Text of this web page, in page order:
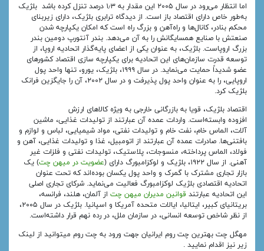
اما انتظار می‌رود در سال ۲۰۰۵ این مقدار به ۱٫۳ درصد تنزل کرده باشد بلژیک
به‌طور خاص دارای اقتصاد باز است. از دیدگاه ترابری بلژیک، دارای زیربنای
محکم بنادر، کانال‌ها و راه‌آهن و بزرگ راه است که امکان یکپارچه شدن
صنعتش با صنایع همسایگانش را به آن می‌دهد. بندر آنتورپ دومین بندر
بزرگ اروپاست. بلژیک، به عنوان یکی از اعضای پایه‌گذار اتحادیه اروپا، از
توسعه قدرت سازمان‌های این اتحادیه برای یکپارچه سازی اقتصاد کشورهای
عضو شدیداً حمایت می‌نماید. در سال ۱۹۹۹، بلژیک، یورو، تنها واحد پول
اروپایی، را به عنوان واحد پول پذیرفت و در سال ۲۰۰۲، آن را جایگزین فرانک
بلژیک کرد.
اقتصاد بلژیک، قویا به بازرگانی خارجی به ویژه کالاهای ارزش
افزوده وابسته‌است. واردات عمده آن عبارتند از تولیدات غذایی، ماشین
آلات، الماس خام، نفت خام و تولیدات نفتی، مواد شیمیایی، لباس و لوازم و
بافتنی‌ها. صادرات عمده آن عبارتند از اتومبیل، غذا و تولیدات غذایی، آهن و
فولاد، الماس پرداخته، منسوجات، پلاستیک، تولیدات نفتی و فلزات غیر
آهنی. از سال ۱۹۲۲، بلژیک و لوکزامبورگ دارای (
عضویت در میهن چت) یک
بازار تجاری مشترک با گمرک و واحد پول یکسان بوده‌اند که تحت عنوان
اتحادیه اقتصادی بلژیک لوکزامبورگ فعالیت می‌نماید. شرکای تجاری اصلی
این اتحادیه عبارتند قوانین مدیران میهن چتاز آلمان، هلند، فرانسه،
بریتانیای کبیر، ایتالیا، ایالات متحده آمریکا و اسپانیا. بلژیک در سال ۲۰۰۵،
از نظر شاخص توسعه انسانی، در سازمان ملل، در رده نهم قرار داشته‌است.
مهگل چت بهترین چت روم ایرانیان جهت ورود به چت روم میتوانید از لینک
زیر نیز اقدام نمایید .